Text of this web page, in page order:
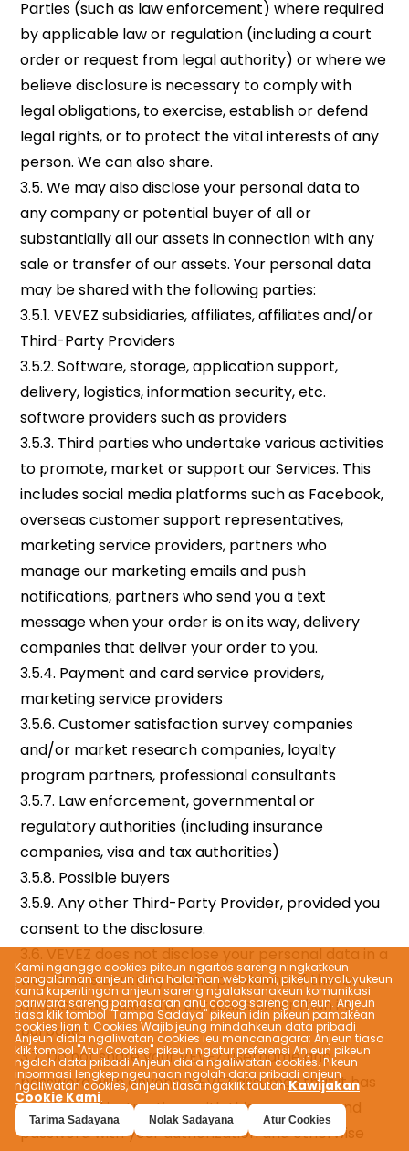
Kami nganggo cookies pikeun ngartos sareng ningkatkeun
pangalaman anjeun dina halaman wéb kami, pikeun nyaluyukeun
kana kapentingan anjeun sareng ngalaksanakeun komunikasi
pariwara sareng pamasaran anu cocog sareng anjeun. Anjeun
tiasa klik tombol "Tampa Sadaya" pikeun idin pikeun pamakéan
cookies lian ti Cookies Wajib jeung mindahkeun data pribadi
Anjeun diala ngaliwatan cookies ieu mancanagara; Anjeun tiasa
klik tombol "Atur Cookies" pikeun ngatur preferensi Anjeun pikeun
ngolah data pribadi Anjeun diala ngaliwatan cookies. Pikeun
inpormasi lengkep ngeunaan ngolah data pribadi anjeun
ngaliwatan cookies, anjeun tiasa ngaklik tautanKawijakan
Cookie Kami.
Tarima Sadayana Nolak Sadayana Atur Cookies